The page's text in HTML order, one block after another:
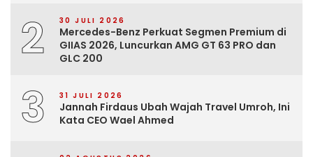
2 30 JULI 2026
Mercedes-Benz Perkuat Segmen Premium di
GIIAS 2026, Luncurkan AMG GT 63 PRO dan
GLC 200
3 31 JULI 2026
Jannah Firdaus Ubah Wajah Travel Umroh, Ini
Kata CEO Wael Ahmed